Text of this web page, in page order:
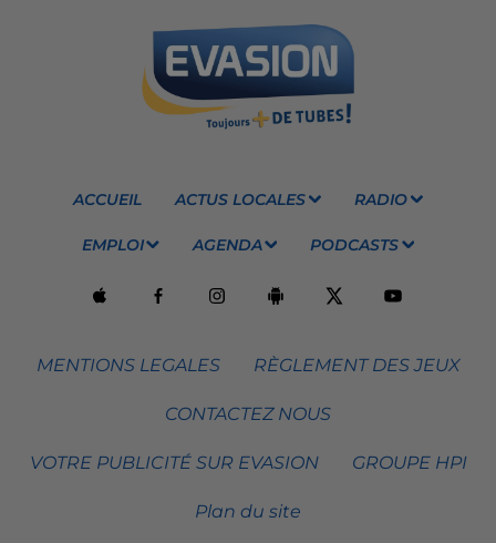
ACCUEIL ACTUS LOCALES RADIO
EMPLOI AGENDA PODCASTS
MENTIONS LEGALES RÈGLEMENT DES JEUX
CONTACTEZ NOUS
VOTRE PUBLICITÉ SUR EVASION GROUPE HPI
Plan du site